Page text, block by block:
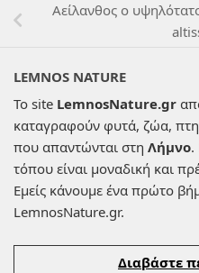
Αείλανθος ο
LEMNOS NATURE
Το site LemnosNature.gr
καταγραφούν φυτά, ζώα,
που απαντώνται στη Λήμνο.
τόπου είναι μοναδική και
Εμείς κάνουμε ένα πρώτο
LemnosNature.gr.
Διαβάστε